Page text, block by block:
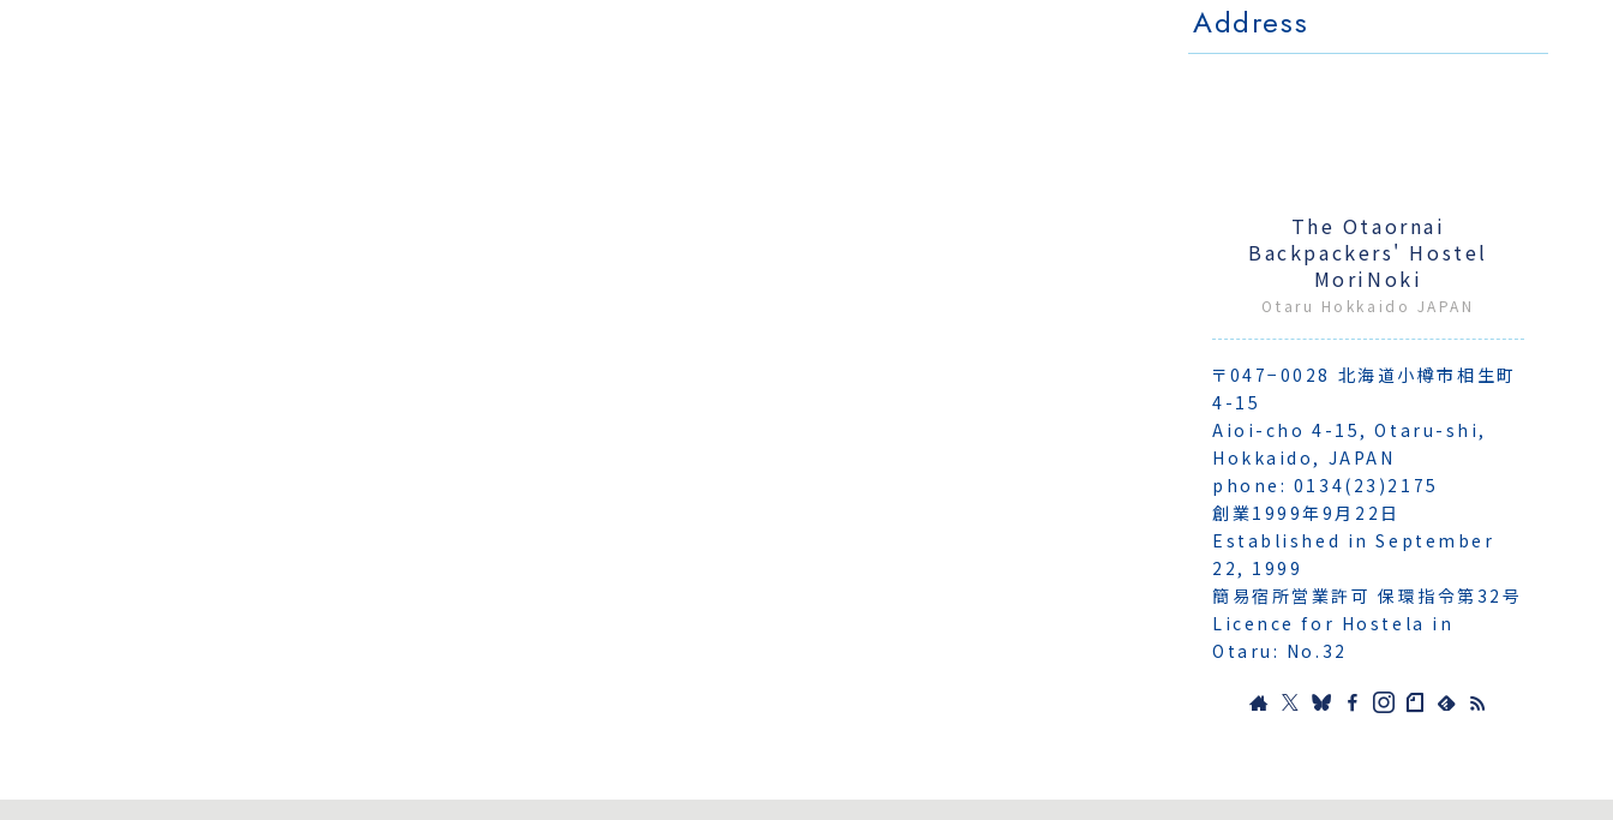
Address
The Otaornai
Backpackers' Hostel
MoriNoki
Otaru Hokkaido JAPAN
〒047−0028 北海道小樽市相生町
4-15
Aioi-cho 4-15, Otaru-shi,
Hokkaido, JAPAN
phone: 0134(23)2175
創業1999年9月22日
Established in September
22, 1999
簡易宿所営業許可 保環指令第32号
Licence for Hostela in
Otaru: No.32